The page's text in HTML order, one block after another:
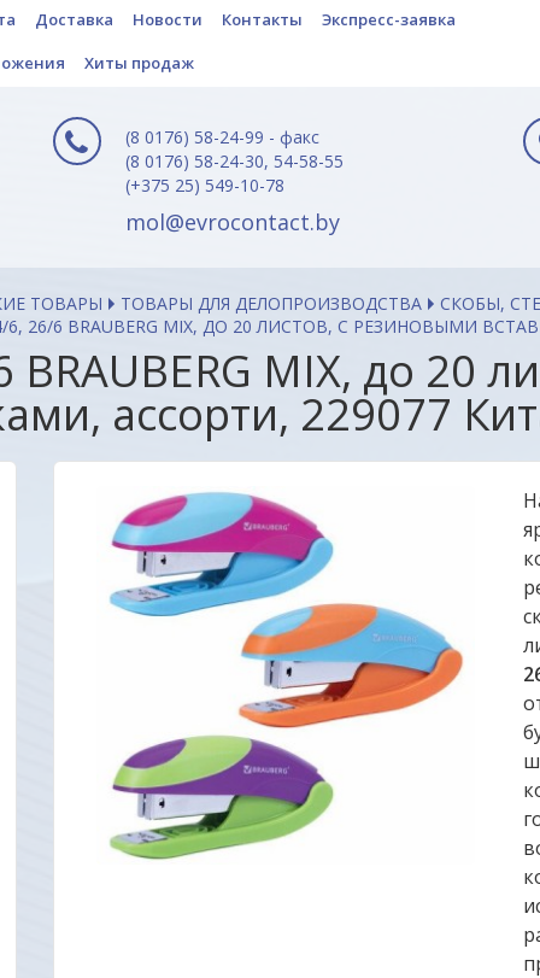
Доставка Новости Контакты
Экспресс-заявка
Хиты продаж
(8 0176) 58-24-99 - факс
(8 0176) 58-24-30, 54-58-55
(+375 25) 549-10-78
mol@evrocontact.by
ТОВАРЫ ТОВАРЫ ДЛЯ ДЕЛОПРОИЗВОДСТВА СКОБЫ,
26/6 BRAUBERG MIX, ДО 20 ЛИСТОВ, С РЕЗИНОВЫМИ
MIX, до 20
ассорти, 229077